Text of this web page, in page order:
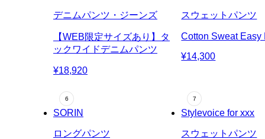
デニムパンツ・ジーンズ
【WEB限定サイズあり】タ
ックワイドデニムパンツ
¥18,920
スウェットパンツ
Cotton Sweat Easy
¥14,300
SORIN
ロングパンツ
Stylevoice for xxx
スウェットパンツ